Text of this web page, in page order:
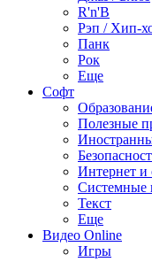
R'n'B
Рэп / Хип-
Панк
Рок
Еще
Софт
Полезные
Интернет и
Системные
Текст
Еще
Видео Online
Игры